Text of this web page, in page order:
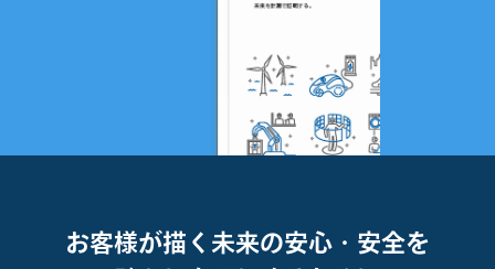
お客様が描く未来の安心・安全を